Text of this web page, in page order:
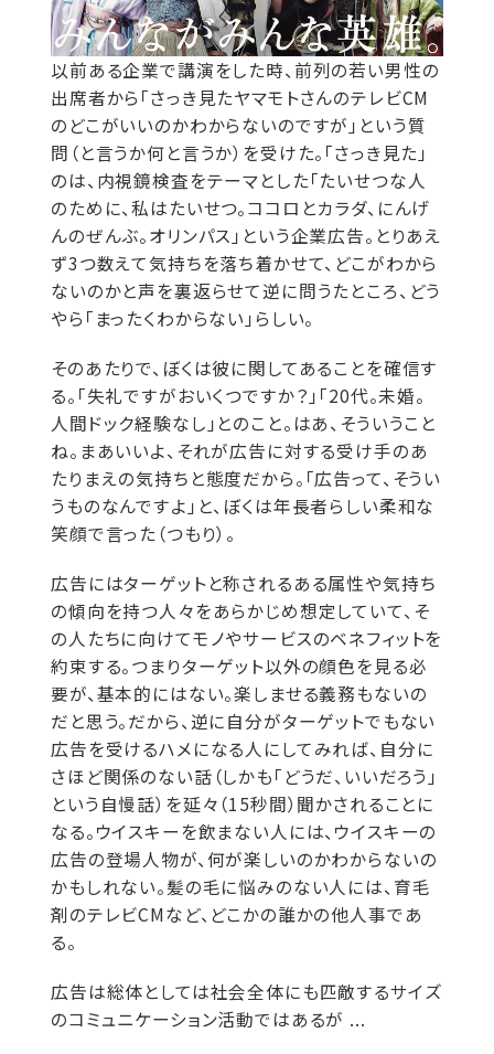
以前ある企業で講演をした時、前列の若い男性の
出席者から「さっき見たヤマモトさんのテレビCM
のどこがいいのかわからないのですが」という質
問（と言うか何と言うか）を受けた。「さっき見た」
のは、内視鏡検査をテーマとした「たいせつな人
のために、私はたいせつ。ココロとカラダ、にんげ
んのぜんぶ。オリンパス」という企業広告。とりあえ
ず3つ数えて気持ちを落ち着かせて、どこがわから
ないのかと声を裏返らせて逆に問うたところ、どう
やら「まったくわからない」らしい。
そのあたりで、ぼくは彼に関してあることを確信す
る。「失礼ですがおいくつですか？」「20代。未婚。
人間ドック経験なし」とのこと。はあ、そういうこと
ね。まあいいよ、それが広告に対する受け手のあ
たりまえの気持ちと態度だから。「広告って、そうい
うものなんですよ」と、ぼくは年長者らしい柔和な
笑顔で言った（つもり）。
広告にはターゲットと称されるある属性や気持ち
の傾向を持つ人々をあらかじめ想定していて、そ
の人たちに向けてモノやサービスのベネフィットを
約束する。つまりターゲット以外の顔色を見る必
要が、基本的にはない。楽しませる義務もないの
だと思う。だから、逆に自分がターゲットでもない
広告を受けるハメになる人にしてみれば、自分に
さほど関係のない話（しかも「どうだ、いいだろう」
という自慢話）を延々（15秒間）聞かされることに
なる。ウイスキーを飲まない人には、ウイスキーの
広告の登場人物が、何が楽しいのかわからないの
かもしれない。髪の毛に悩みのない人には、育毛
剤のテレビCMなど、どこかの誰かの他人事であ
る。
広告は総体としては社会全体にも匹敵するサイズ
のコミュニケーション活動ではあるが ...